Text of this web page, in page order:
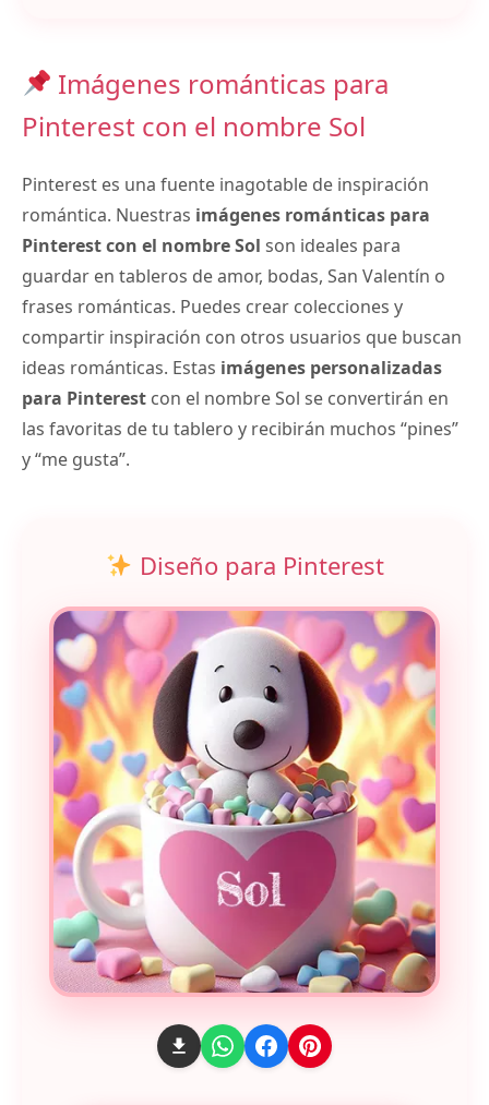
Imágenes románticas para
Pinterest con el nombre Sol
Pinterest es una fuente inagotable de inspiración
romántica. Nuestras imágenes románticas para
Pinterest con el nombre Sol son ideales para
guardar en tableros de amor, bodas, San Valentín o
frases románticas. Puedes crear colecciones y
compartir inspiración con otros usuarios que buscan
ideas románticas. Estas imágenes personalizadas
para Pinterest con el nombre Sol se convertirán en
las favoritas de tu tablero y recibirán muchos “pines”
y “me gusta”.
Diseño para Pinterest